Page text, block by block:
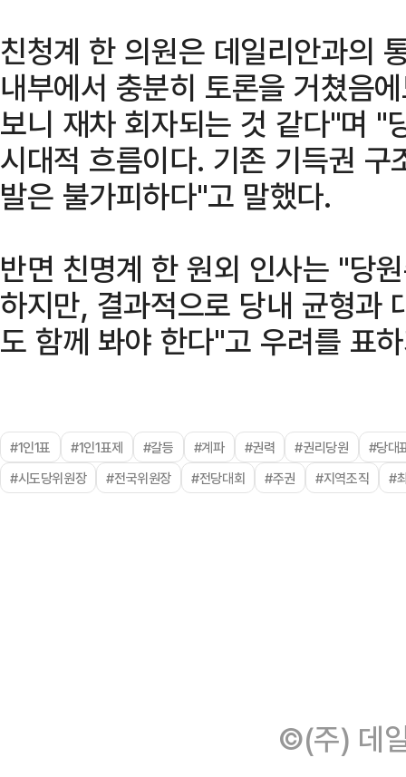
친청계 한 의원은 데일리안과의
내부에서 충분히 토론을 거쳤음
보니 재차 회자되는 것 같다"며 "
시대적 흐름이다. 기존 기득권
발은 불가피하다"고 말했다.
반면 친명계 한 원외 인사는 "당
하지만, 결과적으로 당내 균형과
도 함께 봐야 한다"고 우려를 표
#1인1표 #1인1표제 #갈등 #계파 #권력 #권리당원
#당대
#시도당위원장
#전국위원장 #전당대회 #주권 #지역조직 #
©(주) 데